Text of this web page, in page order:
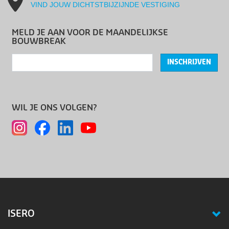
VIND JOUW DICHTSTBIJZIJNDE VESTIGING
MELD JE AAN VOOR DE MAANDELIJKSE
BOUWBREAK
INSCHRIJVEN
WIL JE ONS VOLGEN?
ISERO